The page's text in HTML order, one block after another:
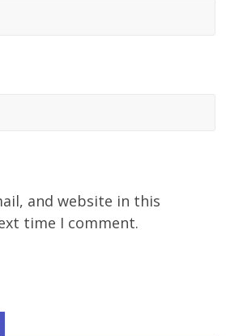
and website in this
time I comment.